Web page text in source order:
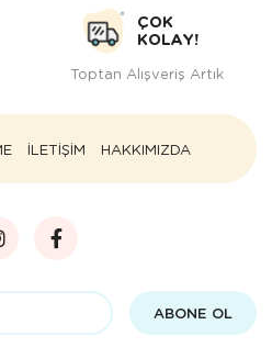
ÇOK
KOLAY!
Toptan Alışveriş Artık
İLETİŞİM HAKKIMIZDA
ABONE OL